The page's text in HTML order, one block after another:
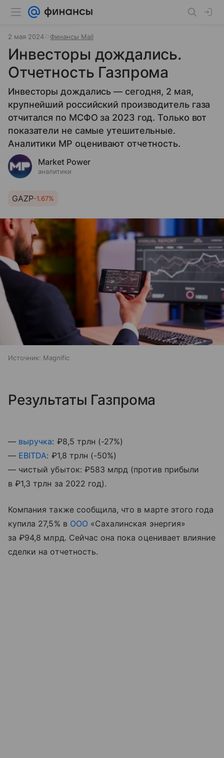
2 мая 2024 Финансы Mail
Инвесторы дождались.
Отчетность Газпрома
Инвесторы дождались — сегодня, 2 мая,
крупнейший российский производитель газа
отчитался по МСФО за 2023 год. Только вот
показатели не самые утешительные.
Аналитики МР оценивают отчетность.
Market Power
аналитики
GAZP-1.67%
Источник: Magnific
Результаты Газпрома
— выручка: ₽8,5 трлн (-27%)
— EBITDA: ₽1,8 трлн (-50%)
— чистый убыток: ₽583 млрд (против прибыли
в ₽1,3 трлн за 2022 год).
Компания также сообщила, что в марте этого года
купила 27,5% в ООО «Сахалинская энергия»
за ₽94,8 млрд. Сейчас она пока оценивает влияние
сделки на отчетность.